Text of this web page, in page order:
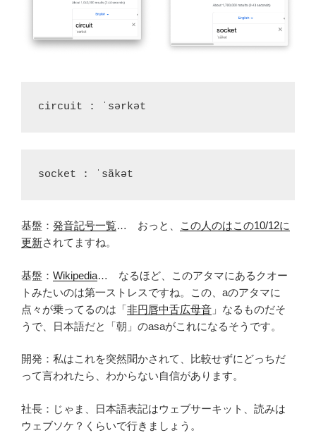
circuit : ˈsərkət
socket : ˈsäkət
基盤： 発音記号一覧… おっと、
この人のはこの10/12に
更新されてますね。
基盤： Wikipedia… なるほど、このアタマにあるクオー
トみたいのは第一ストレスですね。この、aのアタマに
点々が乗ってるのは「非円唇中舌広母音 」なるものだそ
うで、日本語だと「朝」のasaがこれになるそうです。
開発：私はこれを突然聞かされて、比較せずにどっちだ
って言われたら、わからない自信があります。
社長：じゃま、日本語表記はウェブサーキット、読みは
ウェブソケ？くらいで行きましょう。